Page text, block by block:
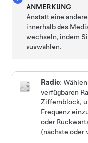
ANMERKUNG
Anstatt eine
innerhalb des
wechseln, indem
auswählen.
Radio:
verfügbaren
Ziffernblock,
Frequenz
oder
(nächste oder